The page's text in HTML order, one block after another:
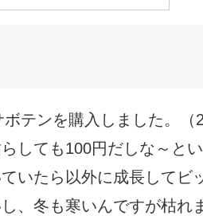
テンを購入しました。（2
しても100円だしな～とい
いたら以外に成長してビ
、冬も寒いんですが枯れ